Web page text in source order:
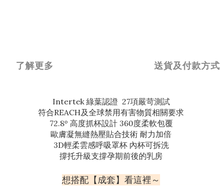
了解更多 送貨及付款方式
Intertek 綠葉認證 27項嚴苛測試
符合REACH及全球禁用有害物質相關要求
72.8º 高度抓杯設計 360度柔軟包覆
歐膚凝無縫熱壓貼合技術 耐力加倍
3D輕柔雲感呼吸罩杯 內杯可拆洗
撐托升級支撐孕期前後的乳房
想搭配【成套】看這裡～